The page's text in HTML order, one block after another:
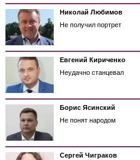
Николай Любимов
Не получил портрет
Евгений Кириченко
Неудачно станцевал
Борис Ясинский
Не понят народом
Сергей Чиграков